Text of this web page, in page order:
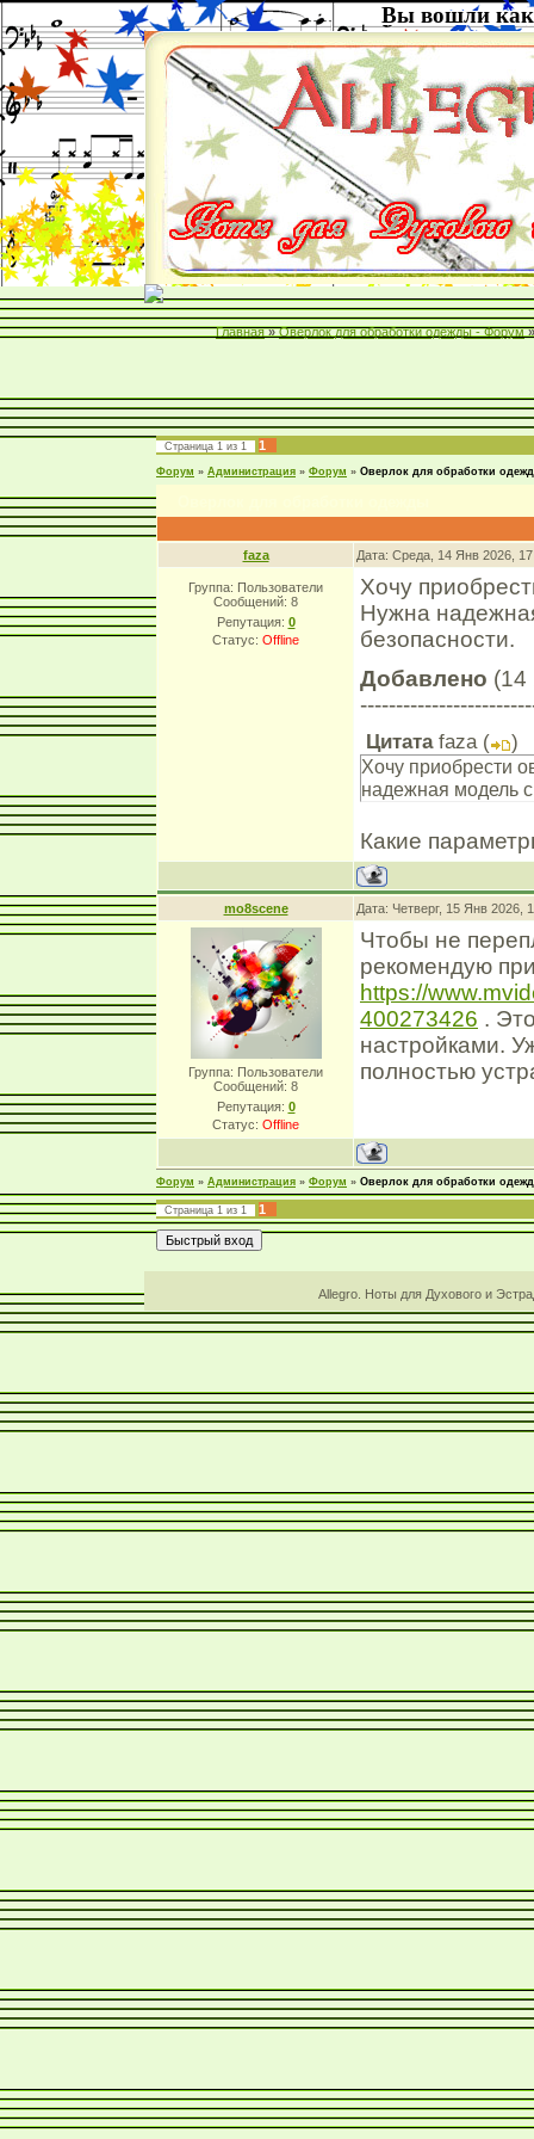
Вы вошли как
Главная » Оверлок для обработки одежды - Форум »
Страница 1 из 1 1
Форум » Администрация » Форум » Оверлок для обработки
faza Дата: Среда, 14 Янв 2026,
Группа: Пользователи
Сообщений: 8
Репутация: 0
Статус: Offline
Хочу
Нужна
безопасности.
Добавлено (14
Цитата faza( )
Хочу приобрести
надежная модель
Какие
mo8scene Дата: Четверг, 15 Янв
Группа: Пользователи
Сообщений: 8
Репутация: 0
Статус: Offline
Чтобы не
рекомендую
https://
400273426 .
настройками.
полностью
Форум » Администрация » Форум » Оверлок для обработки
Страница 1 из 1 1
Allegro. Ноты для Духового и